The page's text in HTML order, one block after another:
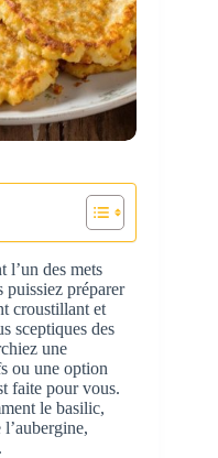
l’un des mets
puissiez préparer
croustillant et
sceptiques des
une
ou une option
faite pour vous.
le basilic,